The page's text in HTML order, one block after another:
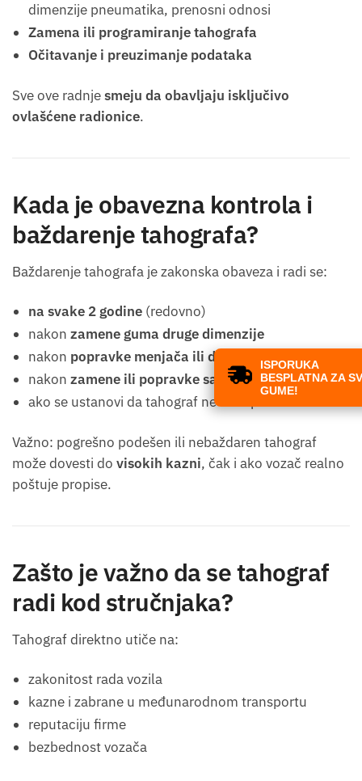
dimenzije pneumatika, prenosni odnosi
Zamena ili programiranje tahografa
Očitavanje i preuzimanje podataka
Sve ove radnjesmeju da obavljaju isključivo
ovlašćene radionice.
Kada je obavezna kontrola i
baždarenje tahografa?
Baždarenje tahografa je zakonska obaveza i radi se:
na svake 2 godine (redovno)
nakon zamene guma druge dimenzije
nakon popravke menjača ili diferencijala
nakon zamene ili popravke samog tahografa
ako se ustanovi da tahograf ne meri pravilno
Važno: pogrešno podešen ili nebaždaren tahograf
može dovesti do visokih kazni, čak i ako vozač realno
poštuje propise.
Zašto je važno da se tahograf
radi kod stručnjaka?
Tahograf direktno utiče na:
zakonitost rada vozila
kazne i zabrane u međunarodnom transportu
reputaciju firme
bezbednost vozača
ISPORUKA
BESPLATNA ZA SVE
×